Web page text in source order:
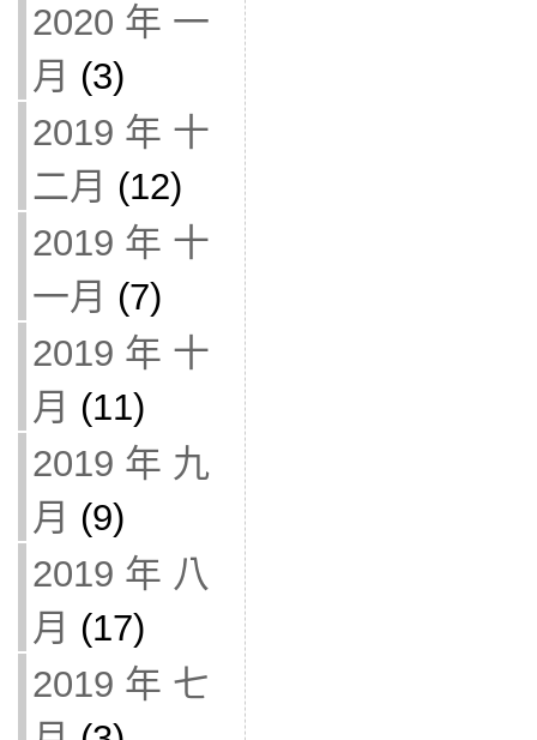
2020 年 一
月 (3)
2019 年 十
二月 (12)
2019 年 十
一月 (7)
2019 年 十
月 (11)
2019 年 九
月 (9)
2019 年 八
月 (17)
2019 年 七